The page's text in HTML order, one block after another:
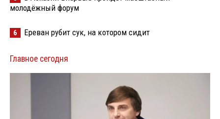
молодёжный форум
6 Ереван рубит сук, на котором сидит
Главное сегодня